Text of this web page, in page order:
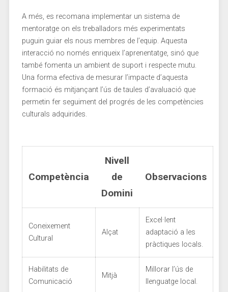
A més, es recomana implementar un sistema de
mentoratge on els‍ treballadors més​ experimentats
puguin guiar els nous membres de l’equip. Aquesta
interacció no només enriqueix l’aprenentatge, sinó que⁤
també fomenta un ambient de suport i respecte mutu.
Una forma efectiva de mesurar l’impacte d’aquesta
formació és ⁤mitjançant l’ús​ de ‌taules d’avaluació que
permetin fer seguiment del progrés de les‍ competències
culturals adquirides.
Competència
Nivell
de
Domini
Observacions
Coneixement
Cultural
Alçat
Excel·lent
adaptació a les
pràctiques locals.
Habilitats de
Comunicació
Mitjà
Millorar l’ús de
llenguatge local.